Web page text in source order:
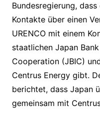
Bundesregierung,
Kontakte über einen
URENCO mit einem
staatlichen Japan
Cooperation (JBIC)
Centrus Energy gibt.
berichtet, dass Japan
gemeinsam mit